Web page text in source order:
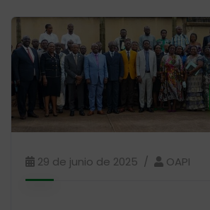
29 de junio de 2025 OAPI